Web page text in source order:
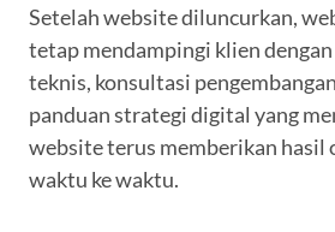
Setelah website diluncurkan,
tetap mendampingi klien
teknis, konsultasi
panduan strategi digital yang
website terus memberikan hasil
waktu ke waktu.